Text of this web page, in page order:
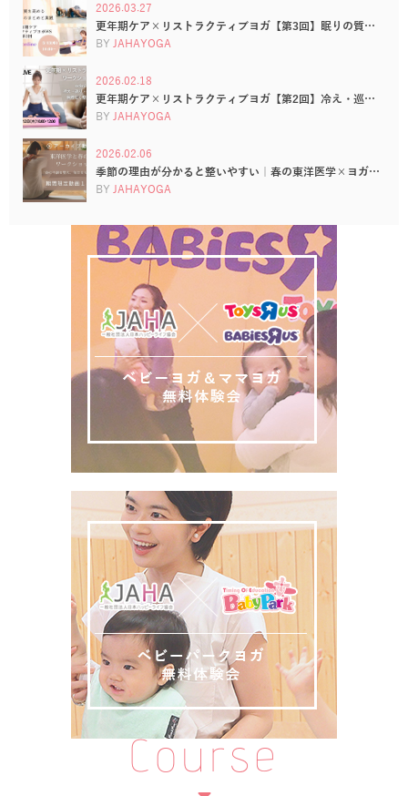
2026.03.27
更年期ケア×リストラクティブヨガ【第3回】眠りの質…
BY JAHAYOGA
2026.02.18
更年期ケア×リストラクティブヨガ【第2回】冷え・巡…
BY JAHAYOGA
2026.02.06
季節の理由が分かると整いやすい｜春の東洋医学×ヨガ…
BY JAHAYOGA
Course